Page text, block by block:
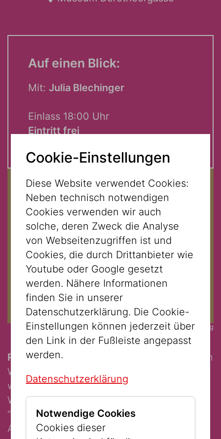
Auf einen Blick:
Mit: Julia Blechinger
Einlass 18:00 Uhr
Eintritt frei
© mandelbaum Verlag
Ruth Maier, wurde am 10. November 1920 in
Wien geboren. Sie wuchs in einem
wohlbehüteten, bürgerlichen Heim in
Währing auf. Die Familie gehörte zu den
“säkularen“ Juden in Österreich. Mit der
Annektierung des Landes im März 1938
Cookie-Einstellungen
Diese Website verwendet Cookies:
Neben technisch notwendigen
Cookies verwenden wir auch
solche, deren Zweck die Analyse
von Webseitenzugriffen ist und
Cookies, die durch Drittanbieter wie
Youtube oder Google gesetzt
werden. Nähere Informationen
finden Sie in unserer
Datenschutzerklärung. Die Cookie-
Einstellungen können jederzeit über
den Link in der Fußleiste angepasst
werden.
Datenschutzerklärung
Notwendige Cookies
Cookies dieser